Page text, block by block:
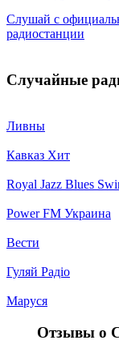
Слушай с
радиостанции
Случайные
Ливны
Кавказ Хит
Royal Jazz Blues
Power FM Украина
Вести
Гуляй Радіо
Маруся
Отзывы о